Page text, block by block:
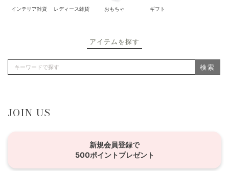
インテリア雑貨 レディース雑貨 おもちゃ ギフト
アイテムを探す
検索
JOIN US
新規会員登録で
500ポイントプレゼント